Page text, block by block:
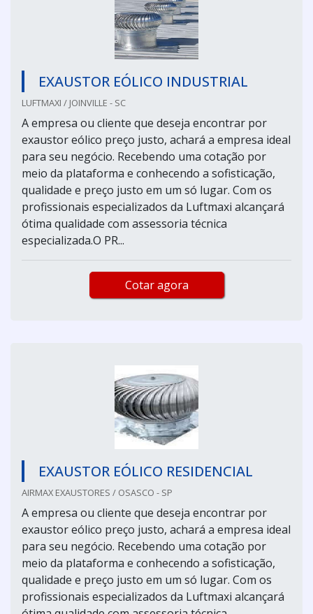
EXAUSTOR EÓLICO INDUSTRIAL
LUFTMAXI / JOINVILLE - SC
A empresa ou cliente que deseja encontrar por
exaustor eólico preço justo, achará a empresa ideal
para seu negócio. Recebendo uma cotação por
meio da plataforma e conhecendo a sofisticação,
qualidade e preço justo em um só lugar. Com os
profissionais especializados da Luftmaxi alcançará
ótima qualidade com assessoria técnica
especializada.O PR...
Cotar agora
EXAUSTOR EÓLICO RESIDENCIAL
AIRMAX EXAUSTORES / OSASCO - SP
A empresa ou cliente que deseja encontrar por
exaustor eólico preço justo, achará a empresa ideal
para seu negócio. Recebendo uma cotação por
meio da plataforma e conhecendo a sofisticação,
qualidade e preço justo em um só lugar. Com os
profissionais especializados da Luftmaxi alcançará